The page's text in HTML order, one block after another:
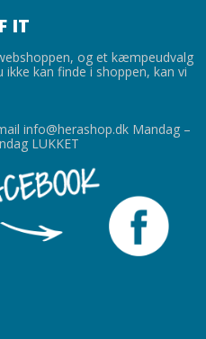
IT
og et kæmpeudvalg
kan finde i shoppen, kan vi
info@herashop.dk Mandag –
LUKKET